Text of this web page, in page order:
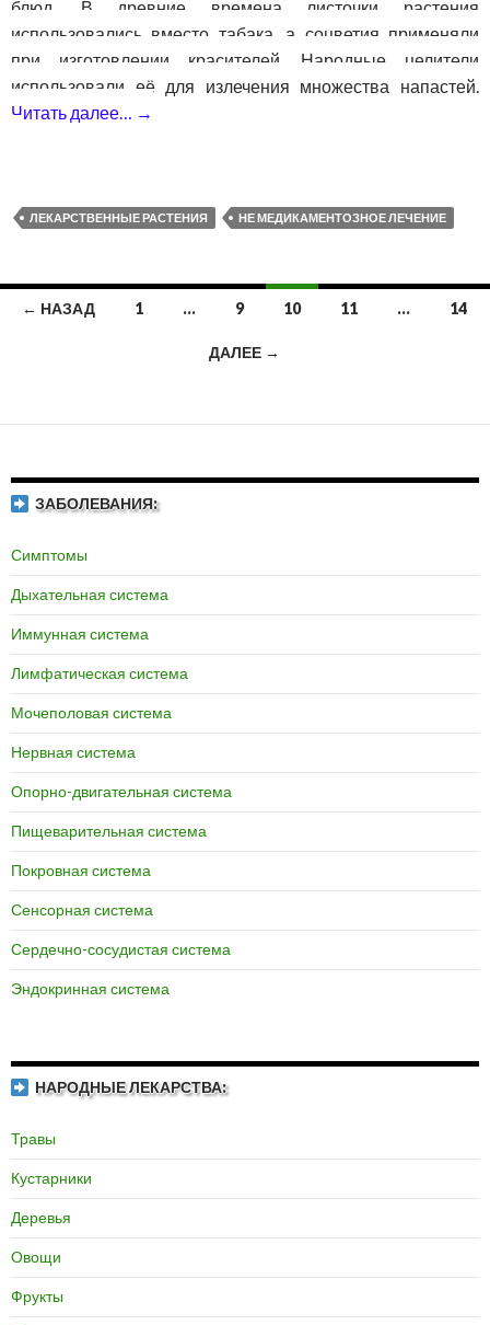
блюд. В древние времена листочки растения
использовались вместо табака, а соцветия применяли
при изготовлении красителей. Народные целители
использовали её для излечения множества напастей.
Читать далее… →
ЛЕКАРСТВЕННЫЕ РАСТЕНИЯ НЕ МЕДИКАМЕНТОЗНОЕ ЛЕЧЕНИЕ
← НАЗАД 1 … 9 10 11 … 14
ДАЛЕЕ →
ЗАБОЛЕВАНИЯ:
Симптомы
Дыхательная система
Иммунная система
Лимфатическая система
Мочеполовая система
Нервная система
Опорно-двигательная система
Пищеварительная система
Покровная система
Сенсорная система
Сердечно-сосудистая система
Эндокринная система
НАРОДНЫЕ ЛЕКАРСТВА:
Травы
Кустарники
Деревья
Овощи
Фрукты